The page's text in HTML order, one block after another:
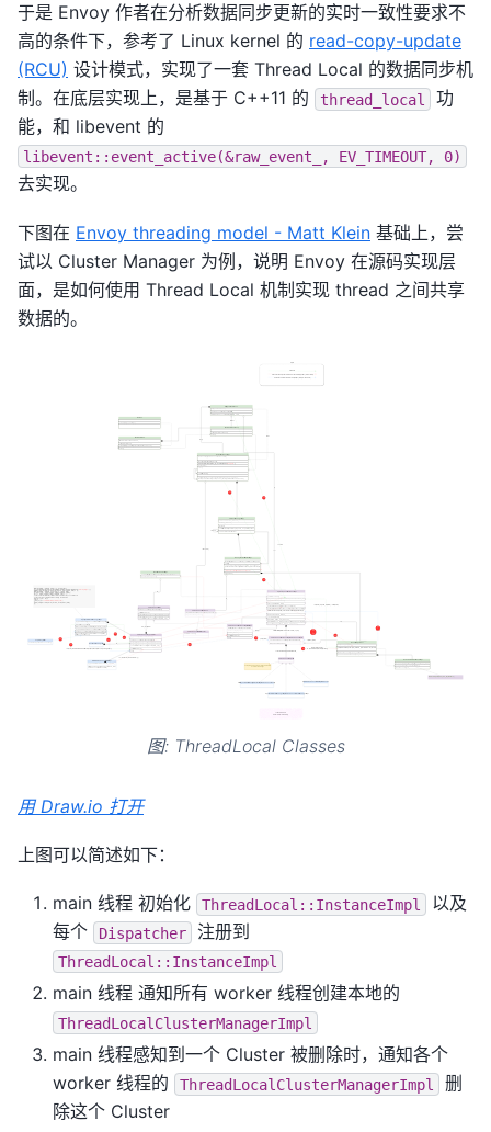
于是 Envoy 作者在分析数据同步更新的实时一致性要求不
高的条件下，参考了 Linux kernel 的 read-copy-update
(RCU) 设计模式，实现了一套 Thread Local 的数据同步机
制。在底层实现上，是基于 C++11 的
thread_local
功
能，和 libevent 的
libevent::event_active(&raw_event_, EV_TIMEOUT, 0)
去实现。
下图在 Envoy threading model - Matt Klein 基础上，尝
试以 Cluster Manager 为例，说明 Envoy 在源码实现层
面，是如何使用 Thread Local 机制实现 thread 之间共享
数据的。
图: ThreadLocal Classes
用 Draw.io 打开
上图可以简述如下：
main 线程 初始化 ThreadLocal::InstanceImpl
以及
每个
Dispatcher 注册到
ThreadLocal::InstanceImpl
main 线程 通知所有 worker 线程创建本地的
ThreadLocalClusterManagerImpl
main 线程感知到一个 Cluster 被删除时，通知各个
worker 线程的
ThreadLocalClusterManagerImpl
删
除这个 Cluster